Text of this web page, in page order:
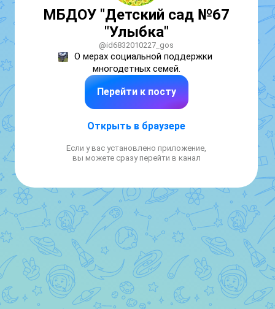
МБДОУ "Детский сад №67
"Улыбка"
@id6832010227_gos
О мерах социальной поддержки
многодетных семей.
Перейти к посту
Открыть в браузере
Если у вас установлено приложение,
вы можете сразу перейти в канал